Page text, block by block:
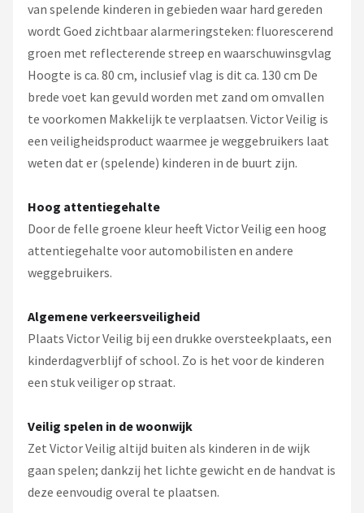
van spelende kinderen in gebieden waar hard gereden
wordt Goed zichtbaar alarmeringsteken: fluorescerend
groen met reflecterende streep en waarschuwinsgvlag
Hoogte is ca. 80 cm, inclusief vlag is dit ca. 130 cm De
brede voet kan gevuld worden met zand om omvallen
te voorkomen Makkelijk te verplaatsen. Victor Veilig is
een veiligheidsproduct waarmee je weggebruikers laat
weten dat er (spelende) kinderen in de buurt zijn.
Hoog attentiegehalte
Door de felle groene kleur heeft Victor Veilig een hoog
attentiegehalte voor automobilisten en andere
weggebruikers.
Algemene verkeersveiligheid
Plaats Victor Veilig bij een drukke oversteekplaats, een
kinderdagverblijf of school. Zo is het voor de kinderen
een stuk veiliger op straat.
Veilig spelen in de woonwijk
Zet Victor Veilig altijd buiten als kinderen in de wijk
gaan spelen; dankzij het lichte gewicht en de handvat is
deze eenvoudig overal te plaatsen.